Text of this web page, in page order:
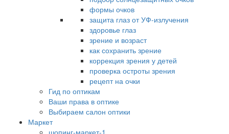
формы очков
защита глаз от УФ-излучения
здоровье глаз
зрение и возраст
как сохранить зрение
коррекция зрения у детей
проверка остроты зрения
рецепт на очки
Гид по оптикам
Ваши права в оптике
Выбираем салон оптики
Маркет